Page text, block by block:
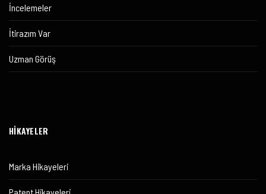
İncelemeler
İtirazım Var
Uzman Görüş
HİKAYELER
Marka Hikayeleri
Patent Hikayeleri